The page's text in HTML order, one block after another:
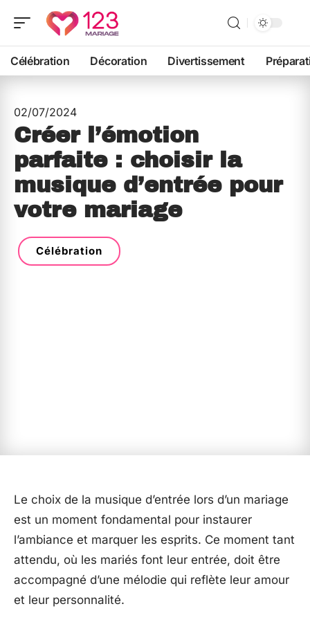
Célébration Décoration Divertissement
02/07/2024
Créer l’émotion
parfaite : choisir la
musique d’entrée pour
votre mariage
Célébration
Le choix de la musique d’entrée lors d’un mariage
est un moment fondamental pour instaurer
l’ambiance et marquer les esprits. Ce moment tant
attendu, où les mariés font leur entrée, doit être
accompagné d’une mélodie qui reflète leur amour
et leur personnalité.